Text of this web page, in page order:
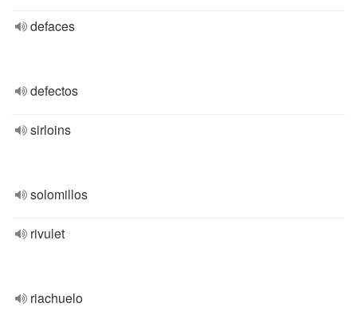
defaces
defectos
sirloins
solomillos
rivulet
riachuelo